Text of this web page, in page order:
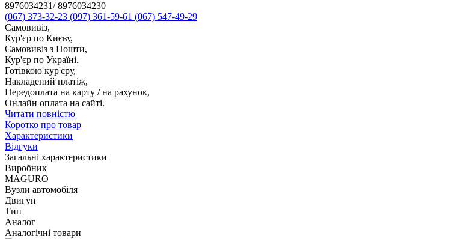
8976034231/ 8976034230
(067) 373-32-23 (097) 361-59-61 (067) 547-49-29
Самовивіз,
Кур'єр по Києву,
Самовивіз з Пошти,
Кур'єр по Україні.
Готівкою кур'єру,
Накладений платіж,
Передоплата на карту / на рахунок,
Онлайн оплата на сайті.
Читати повністю
Коротко про товар
Характеристики
Відгуки
Загальні характеристики
Виробник
MAGURO
Вузли автомобіля
Двигун
Тип
Аналог
Аналогічні товари